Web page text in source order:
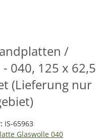
/
- 040, 125 x 62,5
(Lieferung nur
IS-65963
Glaswolle 040